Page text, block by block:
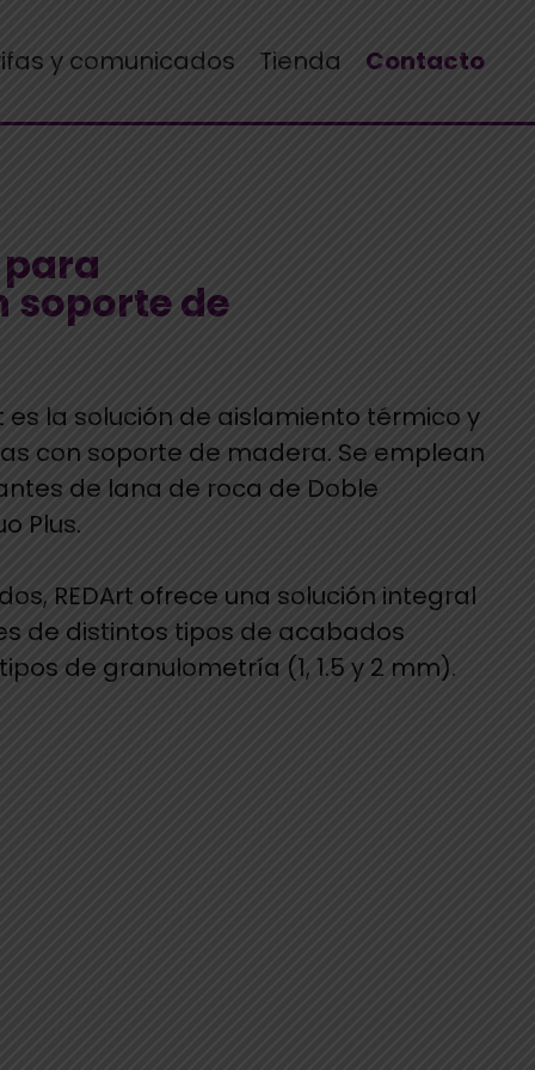
y comunicados Tienda Contacto
para
soporte de
es la solución de aislamiento térmico y
con soporte de madera. Se emplean
de lana de roca de Doble
Plus.
REDArt ofrece una solución integral
de distintos tipos de acabados
de granulometría (1, 1.5 y 2 mm).